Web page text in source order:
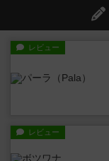
レビュー
レビュー